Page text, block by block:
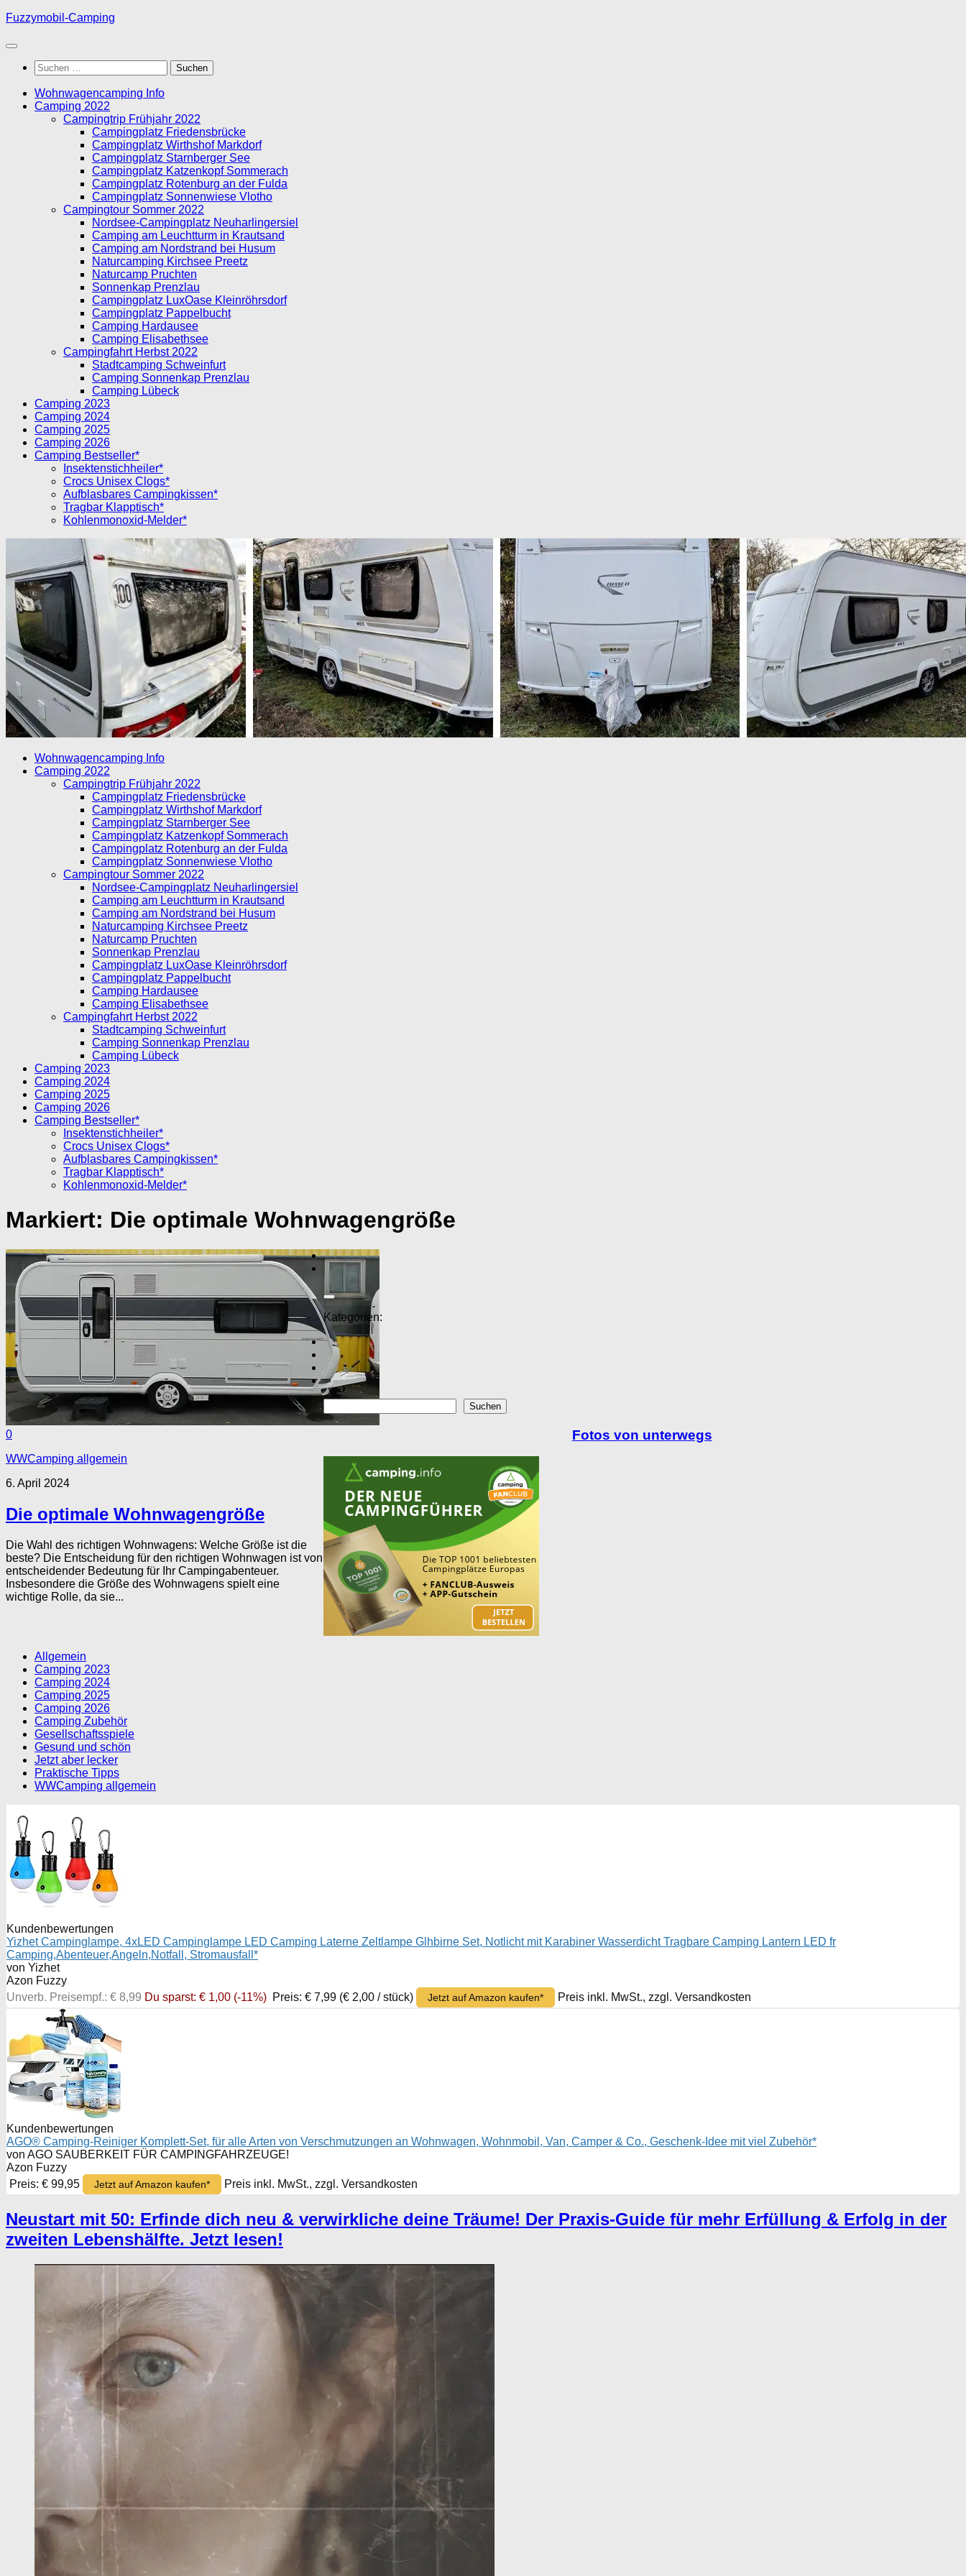
Unter
Inhalt
Fuzzymobil-Camping
Suchen
nach:
Wohnwagencamping Info
Camping 2022
Campingtrip Frühjahr 2022
Campingplatz Friedensbrücke
Campingplatz Wirthshof Markdorf
Campingplatz Starnberger See
Campingplatz Katzenkopf Sommerach
Campingplatz Rotenburg an der Fulda
Campingplatz Sonnenwiese Vlotho
Campingtour Sommer 2022
Nordsee-Campingplatz Neuharlingersiel
Camping am Leuchtturm in Krautsand
Camping am Nordstrand bei Husum
Naturcamping Kirchsee Preetz
Naturcamp Pruchten
Sonnenkap Prenzlau
Campingplatz LuxOase Kleinröhrsdorf
Campingplatz Pappelbucht
Camping Hardausee
Camping Elisabethsee
Campingfahrt Herbst 2022
Stadtcamping Schweinfurt
Camping Sonnenkap Prenzlau
Camping Lübeck
Camping 2023
Camping 2024
Camping 2025
Camping 2026
Camping Bestseller*
Insektenstichheiler*
Crocs Unisex Clogs*
Aufblasbares Campingkissen*
Tragbar Klapptisch*
Kohlenmonoxid-Melder*
Wohnwagencamping Info
Camping 2022
Campingtrip Frühjahr 2022
Campingplatz Friedensbrücke
Campingplatz Wirthshof Markdorf
Campingplatz Starnberger See
Campingplatz Katzenkopf Sommerach
Campingplatz Rotenburg an der Fulda
Campingplatz Sonnenwiese Vlotho
Campingtour Sommer 2022
Nordsee-Campingplatz Neuharlingersiel
Camping am Leuchtturm in Krautsand
Camping am Nordstrand bei Husum
Naturcamping Kirchsee Preetz
Naturcamp Pruchten
Sonnenkap Prenzlau
Campingplatz LuxOase Kleinröhrsdorf
Campingplatz Pappelbucht
Camping Hardausee
Camping Elisabethsee
Campingfahrt Herbst 2022
Stadtcamping Schweinfurt
Camping Sonnenkap Prenzlau
Camping Lübeck
Camping 2023
Camping 2024
Camping 2025
Camping 2026
Camping Bestseller*
Insektenstichheiler*
Crocs Unisex Clogs*
Aufblasbares Campingkissen*
Tragbar Klapptisch*
Kohlenmonoxid-Melder*
Markiert: Die optimale Wohnwagengröße
0
WWCamping allgemein
6. April 2024
Die optimale Wohnwagengröße
Die Wahl des richtigen Wohnwagens: Welche Größe ist die
beste? Die Entscheidung für den richtigen Wohnwagen ist von
entscheidender Bedeutung für Ihr Campingabenteuer.
Insbesondere die Größe des Wohnwagens spielt eine
wichtige Rolle, da sie...
Kategorien:
Suchen
Fotos von unterwegs
Allgemein
Camping 2023
Camping 2024
Camping 2025
Camping 2026
Camping Zubehör
Gesellschaftsspiele
Gesund und schön
Jetzt aber lecker
Praktische Tipps
WWCamping allgemein
Kundenbewertungen
Yizhet Campinglampe, 4xLED Campinglampe LED Camping Laterne Zeltlampe Glhbirne Set, Notlicht mit Karabiner Wasserdicht Tragbare Camping Lantern LED fr
Camping,Abenteuer,Angeln,Notfall, Stromausfall*
von Yizhet
Azon Fuzzy
Unverb. Preisempf.: € 8,99 Du sparst: € 1,00 (-11%) Preis: € 7,99 (€ 2,00 / stück) Jetzt auf Amazon kaufen* Preis inkl. MwSt., zzgl. Versandkosten
Kundenbewertungen
AGO® Camping-Reiniger Komplett-Set, für alle Arten von Verschmutzungen an Wohnwagen, Wohnmobil, Van, Camper & Co., Geschenk-Idee mit viel Zubehör*
von AGO SAUBERKEIT FÜR CAMPINGFAHRZEUGE!
Azon Fuzzy
Preis: € 99,95
Jetzt auf Amazon kaufen* Preis inkl. MwSt., zzgl. Versandkosten
Neustart mit 50: Erfinde dich neu & verwirkliche deine Träume! Der Praxis-Guide für mehr Erfüllung & Erfolg in der
zweiten Lebenshälfte. Jetzt lesen!